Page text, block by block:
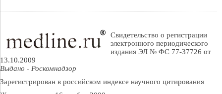
Свидетельство о регистрации
электронного периодического
издания ЭЛ № ФС 77-37726 от
13.10.2009
Выдано - Роскомнадзор
Зарегистрирован в российском индексе научного цитирования